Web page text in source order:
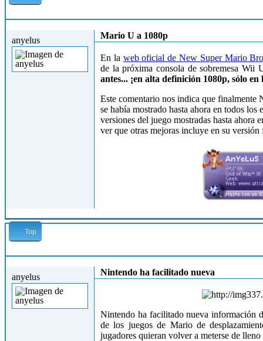
anyelus Mario U a 1080p
En la web oficial deNew Super Mario
de la próxima consola de sobremesa Wii
antes... ¡en alta definición 1080p, sólo
Este comentario nos indica que finalmente
se había mostrado hasta ahora en todos
versiones del juego mostradas hasta ahora
ver que otras mejoras incluye en su versión
Top
anyelus Nintendo ha facilitado nueva
Nintendo ha facilitado nueva información
de los juegos de Mario de
jugadores quieran volver a meterse de